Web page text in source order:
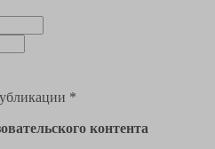
*
контента